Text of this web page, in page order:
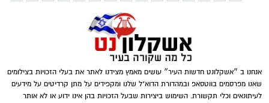
אנחנו ב ״אשקלונט חדשות העיר״ עושים מאמץ מצידנו לאתר את בעלי הזכויות בצילומים
שאנו מפרסמים בווטסאפ ובמהדורת הדוא"ל שלנו ומקפידים על מתן קרדיטים על מידעים
לעיתונאים וכלי תקשורת. השימוש ביצירות שבעל הזכויות בהן אינו ידוע או לא אותר